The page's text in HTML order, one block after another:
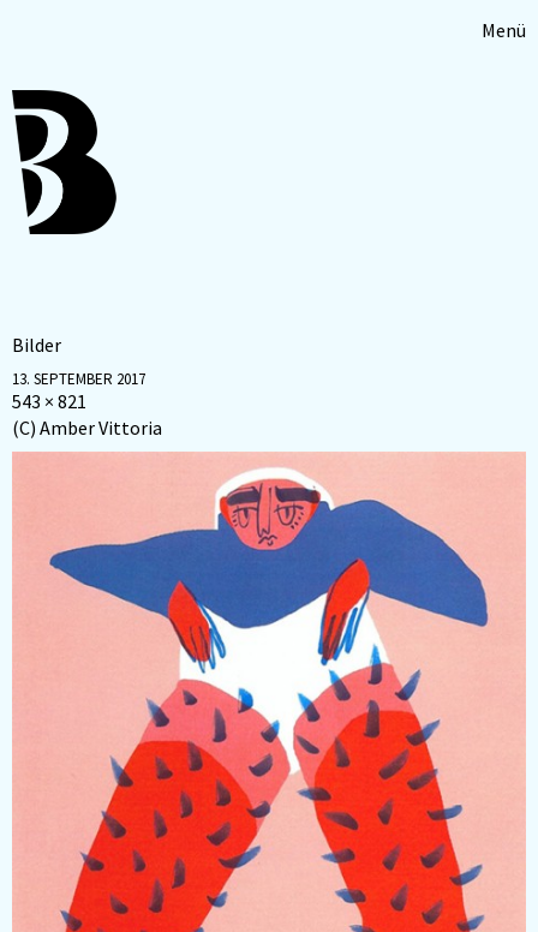
Menü
Bilder
13. SEPTEMBER 2017
543 × 821
(C) Amber Vittoria